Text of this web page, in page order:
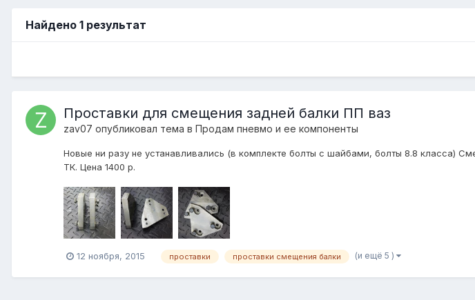
Найдено 1 результат
Проставки для смещения задней балки ПП ваз
zav07 опубликовал тема в Продам пневмо и ее компоненты
Новые ни разу не устанавливались (в комплекте болты с шайбами, болты 8.8 класса)
ТК. Цена 1400 р.
12 ноября, 2015 проставки проставки смещения балки (и ещё 5 )